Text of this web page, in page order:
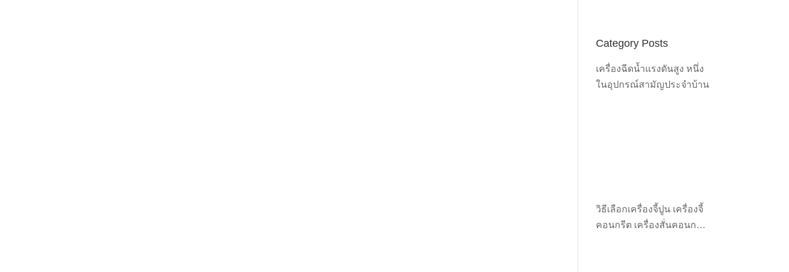
Category Posts
เครื่องฉีดน้ำแรงดันสูง หนึ่ง
ในอุปกรณ์สามัญประจำบ้าน
วิธีเลือกเครื่องจี้ปูน เครื่องจี้
คอนกรีต เครื่องสั่นคอนกรีต